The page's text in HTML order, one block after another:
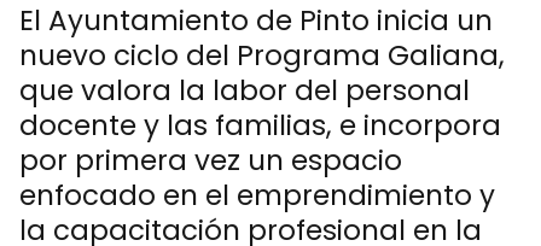
El Ayuntamiento de Pinto inicia un
nuevo ciclo del Programa Galiana,
que valora la labor del personal
docente y las familias, e incorpora
por primera vez un espacio
enfocado en el emprendimiento y
la capacitación profesional en la